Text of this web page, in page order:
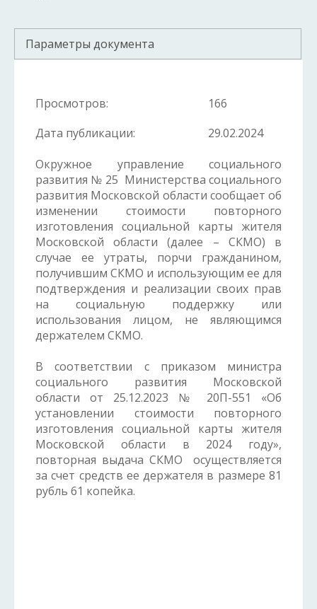
Параметры документа
Просмотров:
166
Дата публикации:
29.02.2024
Окружное управление социального
развития № 25 Министерства социального
развития Московской области сообщает об
изменении стоимости повторного
изготовления социальной карты жителя
Московской области (далее – СКМО) в
случае ее утраты, порчи гражданином,
получившим СКМО и использующим ее для
подтверждения и реализации своих прав
на социальную поддержку или
использования лицом, не являющимся
держателем СКМО.
В соответствии с приказом министра
социального развития Московской
области от 25.12.2023 № 20П-551 «Об
установлении стоимости повторного
изготовления социальной карты жителя
Московской области в 2024 году»,
повторная выдача СКМО осуществляется
за счет средств ее держателя в размере 81
рубль 61 копейка.